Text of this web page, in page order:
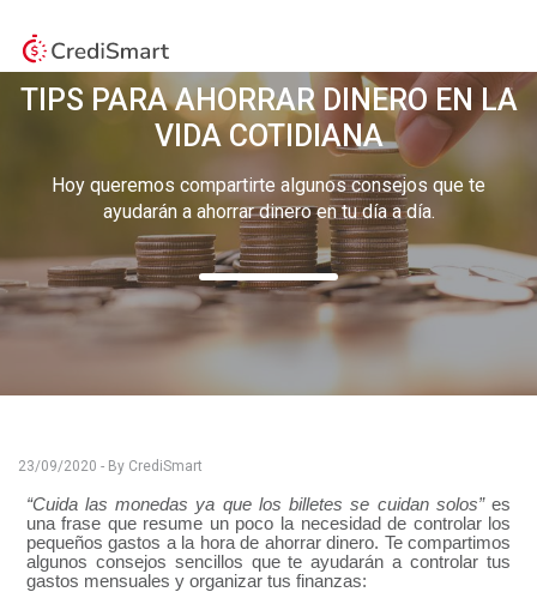
TIPS PARA AHORRAR DINERO EN LA
VIDA COTIDIANA
Hoy queremos compartirte algunos consejos que te
ayudarán a ahorrar dinero en tu día a día.
23/09/2020 - By CrediSmart
“Cuida las monedas ya que los billetes se cuidan solos”es
una frase que resume un poco la necesidad de controlar los
pequeños gastos a la hora de ahorrar dinero. Te compartimos
algunos consejos sencillos que te ayudarán a controlar tus
gastos mensuales y organizar tus finanzas: